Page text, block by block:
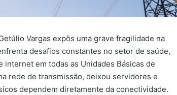
Vargas expôs uma grave fragilidade na
desafios constantes no setor de saúde,
em todas as Unidades Básicas de
rede de transmissão, deixou servidores e
dependem diretamente da conectividade.